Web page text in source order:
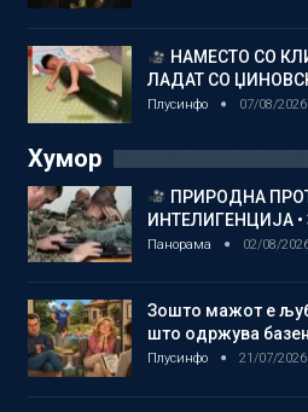
НАМЕСТО СО
ЛАДАТ СО
Плусинфо 07/08/2026
Хумор
ПРИРОДНА
ИНТЕЛИГЕНЦИЈА
Панорама 02/08/
Зошто мажот е
што одржува
Плусинфо 21/07/2026